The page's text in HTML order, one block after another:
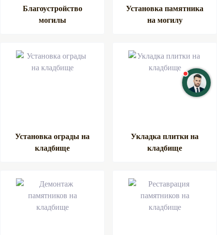
Благоустройство
могилы
Установка памятника
на могилу
Установка ограды на
кладбище
Укладка плитки на
кладбище